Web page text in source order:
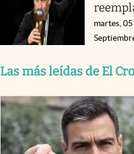
martes,
Las más leídas de El